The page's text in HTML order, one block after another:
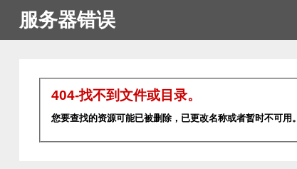
服务器错误
404-找不到文件或目录。
您要查找的资源可能已被删除，已更改名称或者暂时不可用。